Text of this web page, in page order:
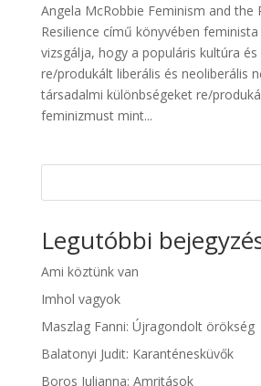
Angela McRobbie Feminism and the
Resilience című könyvében
vizsgálja, hogy a populáris kultúra
re/produkált liberális és neoliberális
társadalmi különbségeket re/
feminizmust mint...
Legutóbbi
Ami köztünk van
Imhol vagyok
Maszlag Fanni: Újragondolt örökség
Balatonyi Judit: Karanténesküvők
Boros Julianna: Amritások